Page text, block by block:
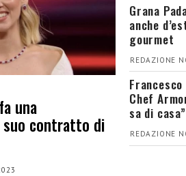
una
suo contratto di
Grana
anche
gourmet
REDAZIONE
Chef
sa di casa”
REDAZIONE